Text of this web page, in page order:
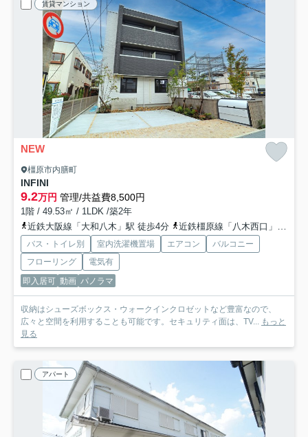
賃貸マンション
NEW
橿原市内膳町
INFINI
9.2万円 管理/共益費8,500円
1階 / 49.53㎡ / 1LDK /築2年
近鉄大阪線「大和八木」駅 徒歩4分
近鉄橿原線「八木西口」駅 徒歩6分
バス・トイレ別 室内洗濯機置場 エアコン
バルコニー
フローリング
電気有
即入居可 動画 パノラマ
収納はシューズボックス・ウォークインクロゼットなど豊富なので、
広々と空間を利用することも可能です。セキュリティ面は、TV... もっと
見る
アパート